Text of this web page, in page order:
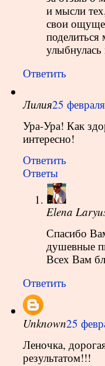
и мысли
свои
Ответить
Лилия25
Ура-Ура! Как
интересно!
Ответить
Ответы
Elena
Спасибо
душевные
Всех Вам
Ответить
Unknown25
Леночка,
результатом!!!